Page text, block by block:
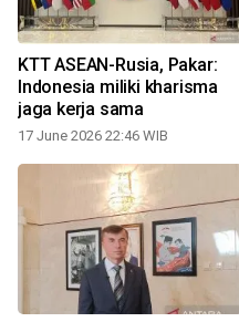
KTT ASEAN-Rusia, Pakar:
Indonesia miliki kharisma
jaga kerja sama
17 June 2026 22:46 WIB